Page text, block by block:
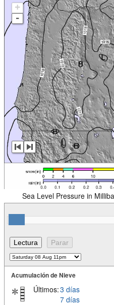
+
-
Sea Level Pressure in
Acumulación de Nieve
Últimos:3 días
7 días